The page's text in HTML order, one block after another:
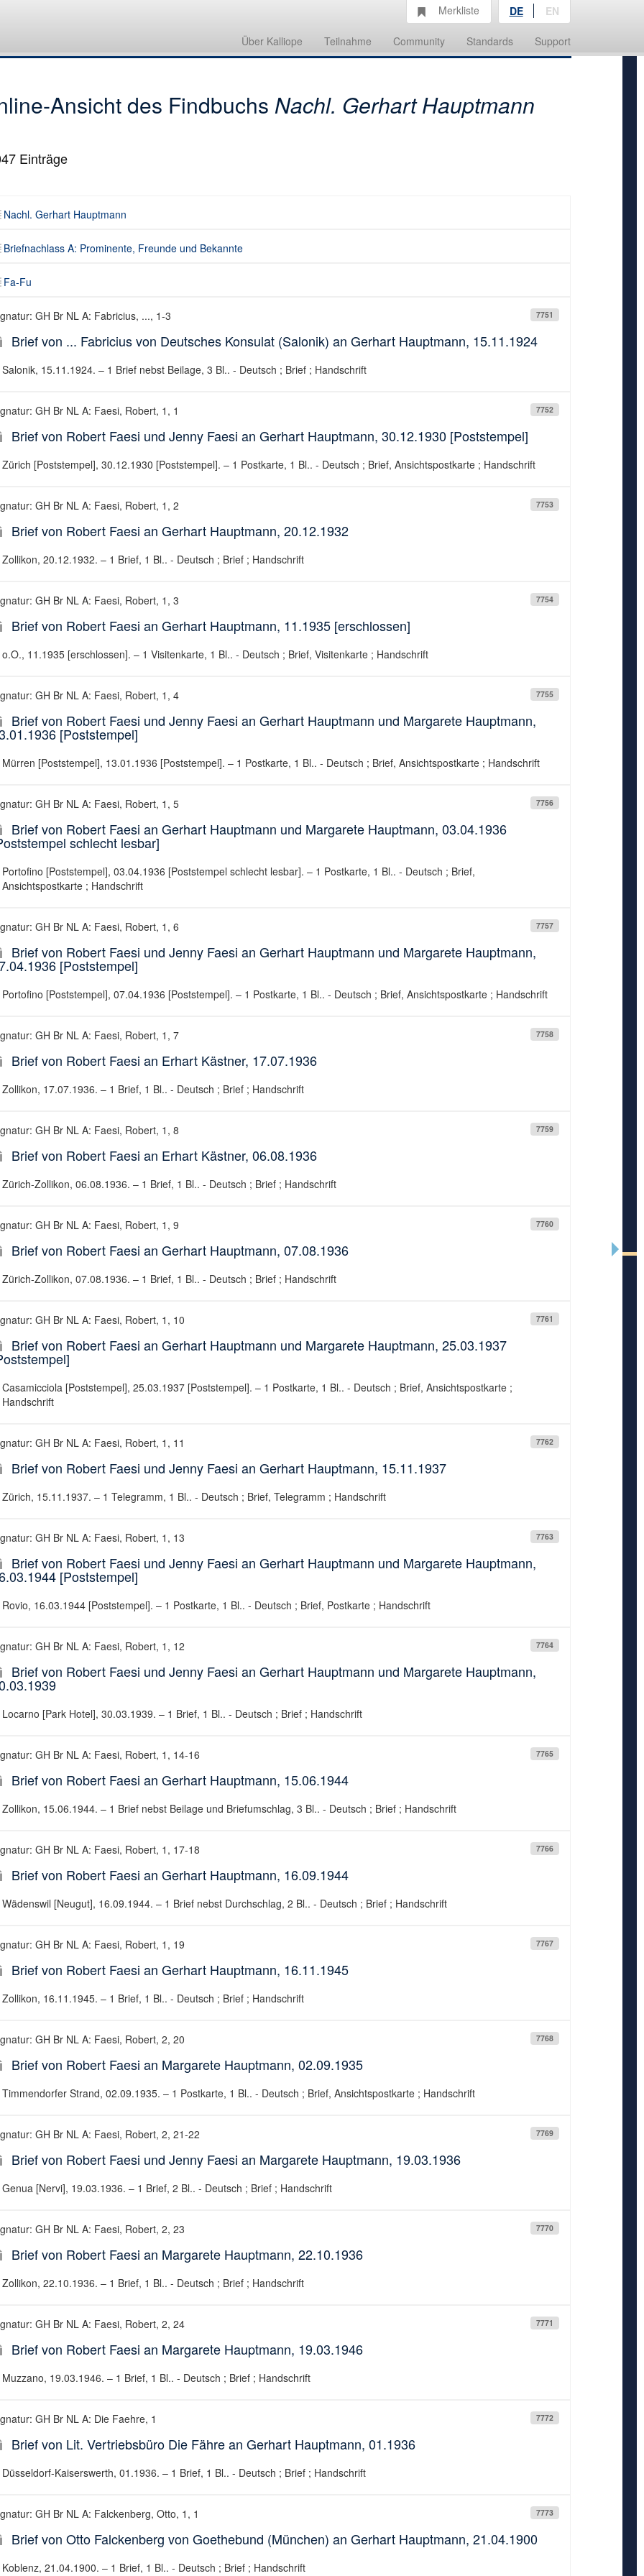
Über Kalliope Teilnahme Community Standards Support
Merkliste DE EN
Ansicht des Findbuchs Nachl. Gerhart Hauptmann
Einträge
Nachl. Gerhart Hauptmann
Briefnachlass A: Prominente, Freunde und Bekannte
Fa-Fu
7751
GH Br NL A: Fabricius, ..., 1-3
Brief von ... Fabricius von Deutsches Konsulat (Salonik) an Gerhart Hauptmann, 15.11.1924
Salonik, 15.11.1924. – 1 Brief nebst Beilage, 3 Bl.. - Deutsch ; Brief ; Handschrift
7752
GH Br NL A: Faesi, Robert, 1, 1
Brief von Robert Faesi und Jenny Faesi an Gerhart Hauptmann, 30.12.1930 [Poststempel]
Zürich [Poststempel], 30.12.1930 [Poststempel]. – 1 Postkarte, 1 Bl.. - Deutsch ; Brief, Ansichtspostkarte ; Handschrift
7753
GH Br NL A: Faesi, Robert, 1, 2
Brief von Robert Faesi an Gerhart Hauptmann, 20.12.1932
Zollikon, 20.12.1932. – 1 Brief, 1 Bl.. - Deutsch ; Brief ; Handschrift
7754
GH Br NL A: Faesi, Robert, 1, 3
Brief von Robert Faesi an Gerhart Hauptmann, 11.1935 [erschlossen]
o.O., 11.1935 [erschlossen]. – 1 Visitenkarte, 1 Bl.. - Deutsch ; Brief, Visitenkarte ; Handschrift
7755
GH Br NL A: Faesi, Robert, 1, 4
Brief von Robert Faesi und Jenny Faesi an Gerhart Hauptmann und Margarete Hauptmann,
[Poststempel]
Mürren [Poststempel], 13.01.1936 [Poststempel]. – 1 Postkarte, 1 Bl.. - Deutsch ; Brief, Ansichtspostkarte ; Handschrift
7756
GH Br NL A: Faesi, Robert, 1, 5
Brief von Robert Faesi an Gerhart Hauptmann und Margarete Hauptmann, 03.04.1936
schlecht lesbar]
Portofino [Poststempel], 03.04.1936 [Poststempel schlecht lesbar]. – 1 Postkarte, 1 Bl.. - Deutsch ; Brief,
Ansichtspostkarte ; Handschrift
7757
GH Br NL A: Faesi, Robert, 1, 6
Brief von Robert Faesi und Jenny Faesi an Gerhart Hauptmann und Margarete Hauptmann,
[Poststempel]
Portofino [Poststempel], 07.04.1936 [Poststempel]. – 1 Postkarte, 1 Bl.. - Deutsch ; Brief, Ansichtspostkarte ; Handschrift
7758
GH Br NL A: Faesi, Robert, 1, 7
Brief von Robert Faesi an Erhart Kästner, 17.07.1936
Zollikon, 17.07.1936. – 1 Brief, 1 Bl.. - Deutsch ; Brief ; Handschrift
7759
GH Br NL A: Faesi, Robert, 1, 8
Brief von Robert Faesi an Erhart Kästner, 06.08.1936
Zürich-Zollikon, 06.08.1936. – 1 Brief, 1 Bl.. - Deutsch ; Brief ; Handschrift
7760
GH Br NL A: Faesi, Robert, 1, 9
Brief von Robert Faesi an Gerhart Hauptmann, 07.08.1936
Zürich-Zollikon, 07.08.1936. – 1 Brief, 1 Bl.. - Deutsch ; Brief ; Handschrift
7761
GH Br NL A: Faesi, Robert, 1, 10
Brief von Robert Faesi an Gerhart Hauptmann und Margarete Hauptmann, 25.03.1937
Casamicciola [Poststempel], 25.03.1937 [Poststempel]. – 1 Postkarte, 1 Bl.. - Deutsch ; Brief, Ansichtspostkarte ;
Handschrift
7762
GH Br NL A: Faesi, Robert, 1, 11
Brief von Robert Faesi und Jenny Faesi an Gerhart Hauptmann, 15.11.1937
Zürich, 15.11.1937. – 1 Telegramm, 1 Bl.. - Deutsch ; Brief, Telegramm ; Handschrift
7763
GH Br NL A: Faesi, Robert, 1, 13
Brief von Robert Faesi und Jenny Faesi an Gerhart Hauptmann und Margarete Hauptmann,
[Poststempel]
Rovio, 16.03.1944 [Poststempel]. – 1 Postkarte, 1 Bl.. - Deutsch ; Brief, Postkarte ; Handschrift
7764
GH Br NL A: Faesi, Robert, 1, 12
Brief von Robert Faesi und Jenny Faesi an Gerhart Hauptmann und Margarete Hauptmann,
Locarno [Park Hotel], 30.03.1939. – 1 Brief, 1 Bl.. - Deutsch ; Brief ; Handschrift
7765
GH Br NL A: Faesi, Robert, 1, 14-16
Brief von Robert Faesi an Gerhart Hauptmann, 15.06.1944
Zollikon, 15.06.1944. – 1 Brief nebst Beilage und Briefumschlag, 3 Bl.. - Deutsch ; Brief ; Handschrift
7766
GH Br NL A: Faesi, Robert, 1, 17-18
Brief von Robert Faesi an Gerhart Hauptmann, 16.09.1944
Wädenswil [Neugut], 16.09.1944. – 1 Brief nebst Durchschlag, 2 Bl.. - Deutsch ; Brief ; Handschrift
7767
GH Br NL A: Faesi, Robert, 1, 19
Brief von Robert Faesi an Gerhart Hauptmann, 16.11.1945
Zollikon, 16.11.1945. – 1 Brief, 1 Bl.. - Deutsch ; Brief ; Handschrift
7768
GH Br NL A: Faesi, Robert, 2, 20
Brief von Robert Faesi an Margarete Hauptmann, 02.09.1935
Timmendorfer Strand, 02.09.1935. – 1 Postkarte, 1 Bl.. - Deutsch ; Brief, Ansichtspostkarte ; Handschrift
7769
GH Br NL A: Faesi, Robert, 2, 21-22
Brief von Robert Faesi und Jenny Faesi an Margarete Hauptmann, 19.03.1936
Genua [Nervi], 19.03.1936. – 1 Brief, 2 Bl.. - Deutsch ; Brief ; Handschrift
7770
GH Br NL A: Faesi, Robert, 2, 23
Brief von Robert Faesi an Margarete Hauptmann, 22.10.1936
Zollikon, 22.10.1936. – 1 Brief, 1 Bl.. - Deutsch ; Brief ; Handschrift
7771
GH Br NL A: Faesi, Robert, 2, 24
Brief von Robert Faesi an Margarete Hauptmann, 19.03.1946
Muzzano, 19.03.1946. – 1 Brief, 1 Bl.. - Deutsch ; Brief ; Handschrift
7772
GH Br NL A: Die Faehre, 1
Brief von Lit. Vertriebsbüro Die Fähre an Gerhart Hauptmann, 01.1936
Düsseldorf-Kaiserswerth, 01.1936. – 1 Brief, 1 Bl.. - Deutsch ; Brief ; Handschrift
7773
GH Br NL A: Falckenberg, Otto, 1, 1
Brief von Otto Falckenberg von Goethebund (München) an Gerhart Hauptmann, 21.04.1900
Koblenz, 21.04.1900. – 1 Brief, 1 Bl.. - Deutsch ; Brief ; Handschrift